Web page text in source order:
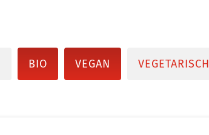
BIO VEGAN VEGETARISCH